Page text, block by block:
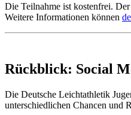
Die Teilnahme ist kostenfrei.
Weitere Informationen können
Rückblick: Social
Die Deutsche Leichtathletik
unterschiedlichen Chancen und